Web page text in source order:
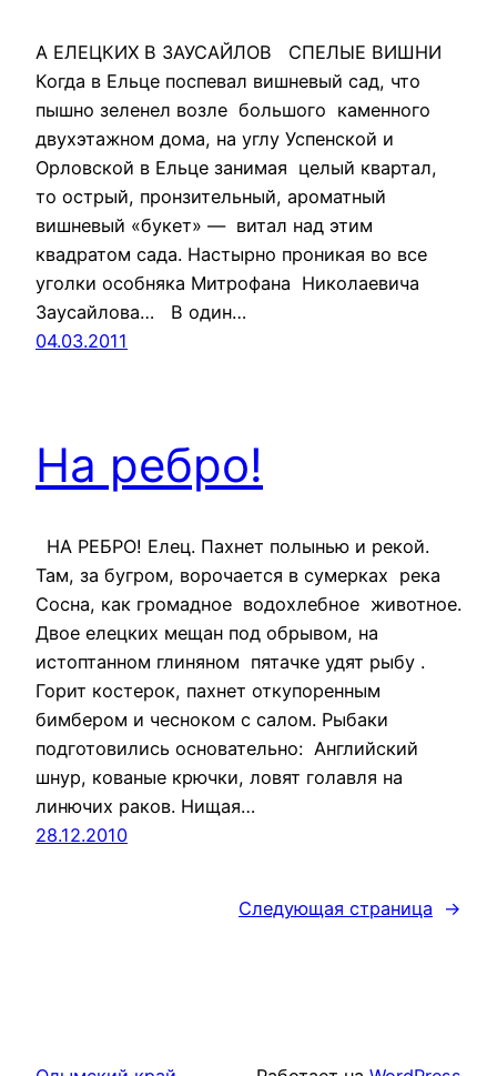
А ЕЛЕЦКИХ В ЗАУСАЙЛОВ СПЕЛЫЕ ВИШНИ
Когда в Ельце поспевал вишневый сад, что
пышно зеленел возле большого каменного
двухэтажном дома, на углу Успенской и
Орловской в Ельце занимая целый квартал,
то острый, пронзительный, ароматный
вишневый «букет» — витал над этим
квадратом сада. Настырно проникая во все
уголки особняка Митрофана Николаевича
Заусайлова… В один…
04.03.2011
На ребро!
НА РЕБРО! Елец. Пахнет полынью и рекой.
Там, за бугром, ворочается в сумерках река
Сосна, как громадное водохлебное животное.
Двое елецких мещан под обрывом, на
истоптанном глиняном пятачке удят рыбу .
Горит костерок, пахнет откупоренным
бимбером и чесноком с салом. Рыбаки
подготовились основательно: Английский
шнур, кованые крючки, ловят голавля на
линючих раков. Нищая…
28.12.2010
Следующая страница →